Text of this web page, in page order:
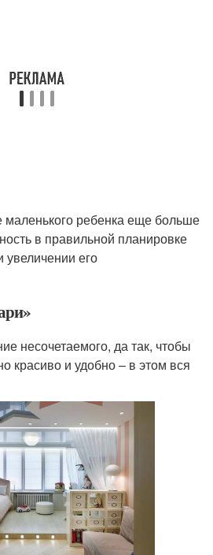
ребенка еще больше
в правильной планировке
увеличении его
несочетаемого, да так, чтобы
красиво и удобно – в этом вся